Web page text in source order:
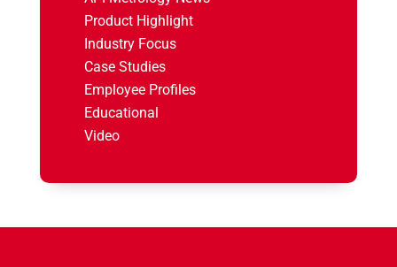
Product Highlight
Industry Focus
Case Studies
Employee Profiles
Educational
Video